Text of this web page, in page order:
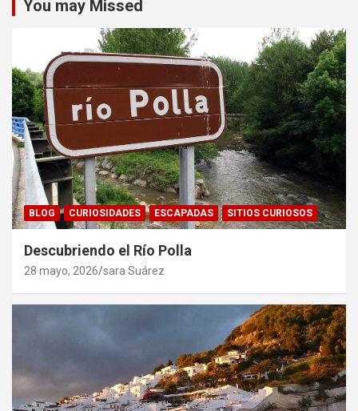
You may Missed
BLOG CURIOSIDADES ESCAPADAS SITIOS CURIOSOS
Descubriendo el Río Polla
28 mayo, 2026 sara Suárez